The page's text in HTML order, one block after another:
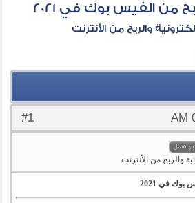
من الفيس بوك في 2021
والربح من الأنترنت
#
1
والربح من الأنترنت
في 2021